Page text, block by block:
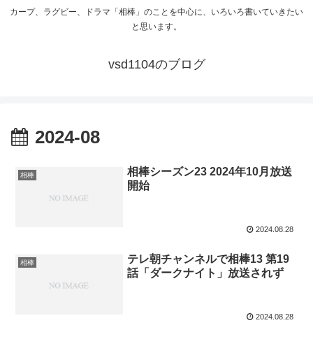
カープ、ラグビー、ドラマ「相棒」のことを中心に、いろいろ書いていきたい
と思います。
vsd1104のブログ
2024-08
相棒
相棒シーズン23 2024年10月放送
開始
2024.08.28
相棒
テレ朝チャンネルで相棒13 第19
話「ダークナイト」放送されず
2024.08.28